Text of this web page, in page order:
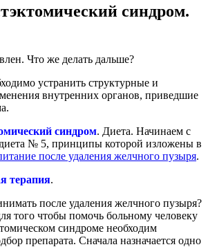
синдром.
Что же делать дальше?
устранить структурные и
внутренних органов, приведшие
синдром. Диета. Начинаем с
диета № 5, принципы которой изложены в
после удаления желчного пузыря.
терапия.
после удаления желчного пузыря?
того чтобы помочь больному человеку
синдроме необходим
препарата. Сначала назначается одно